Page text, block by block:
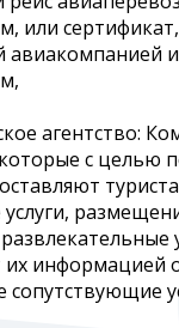
или
авиакомпанией
агентство:
с целью
информацией